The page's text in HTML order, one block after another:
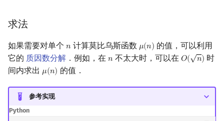
支配树
图上随机游走
求法
如果需要对单个 𝑛
n 计算莫比乌斯函数 𝜇(𝑛)
μ(n) 的值，可以利用
它的 质因数分解 ．例如，在 𝑛
n 不太大时，可以在 𝑂(
√
𝑛)
O(n)
时
间内求出 𝜇(𝑛)
μ(n) 的值．
参考实现
Python